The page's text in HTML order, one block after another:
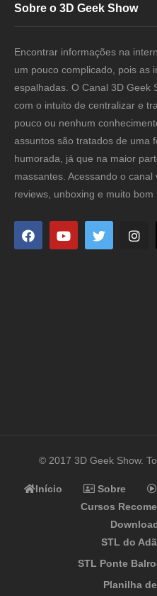
Sobre o 3D Geek Show
Encontrar informações na
um pouco complicado, pois as
espalhadas. O Canal 3D Geek
com o intuito de centralizar e
pouco ou nenhum
assuntos são tratados de uma
humorada, já que na maior
massantes. Acessando o
reviews, unboxing e muito bom
© 2017 3D Geek Show.
Início Sobre
Cursos
STL do
STL Ponte
Planilha